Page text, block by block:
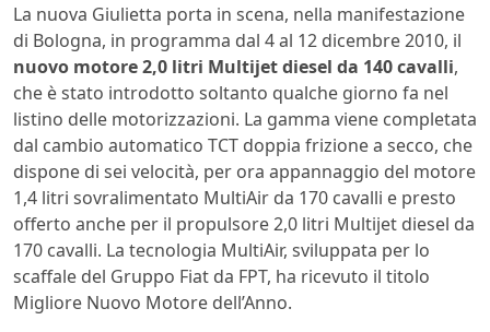
La nuova Giulietta porta in scena, nella manifestazione
di Bologna, in programma dal 4 al 12 dicembre 2010, il
nuovo motore 2,0 litri Multijet diesel da 140 cavalli,
che è stato introdotto soltanto qualche giorno fa nel
listino delle motorizzazioni. La gamma viene completata
dal cambio automatico TCT doppia frizione a secco, che
dispone di sei velocità, per ora appannaggio del motore
1,4 litri sovralimentato MultiAir da 170 cavalli e presto
offerto anche per il propulsore 2,0 litri Multijet diesel da
170 cavalli. La tecnologia MultiAir, sviluppata per lo
scaffale del Gruppo Fiat da FPT, ha ricevuto il titolo
Migliore Nuovo Motore dell’Anno.